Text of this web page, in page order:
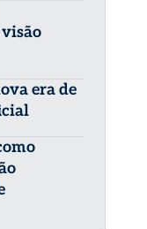
era de